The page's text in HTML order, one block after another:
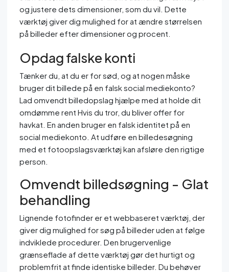
og justere dets dimensioner, som du vil. Dette
værktøj giver dig mulighed for at ændre størrelsen
på billeder efter dimensioner og procent.
Opdag falske konti
Tænker du, at du er for sød, og at nogen måske
bruger dit billede på en falsk social mediekonto?
Lad omvendt billedopslag hjælpe med at holde dit
omdømme rent Hvis du tror, du bliver offer for
havkat. En anden bruger en falsk identitet på en
social mediekonto. At udføre en billedesøgning
med et fotoopslagsværktøj kan afsløre den rigtige
person.
Omvendt billedsøgning - Glat
behandling
Lignende fotofinder er et webbaseret værktøj, der
giver dig mulighed for søg på billeder uden at følge
indviklede procedurer. Den brugervenlige
grænseflade af dette værktøj gør det hurtigt og
problemfrit at finde identiske billeder. Du behøver